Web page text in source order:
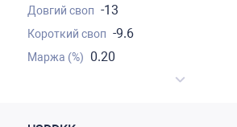
-13
-9.6
0.20